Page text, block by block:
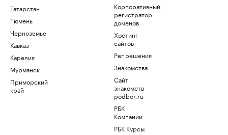
Татарстан
Тюмень
Черноземье
Кавказ
Карелия
Мурманск
Приморский
край
Корпоративный
регистратор
доменов
Хостинг
сайтов
Рег.решения
Знакомства
Сайт
знакомств
podbor.ru
РБК
Компании
РБК Курсы